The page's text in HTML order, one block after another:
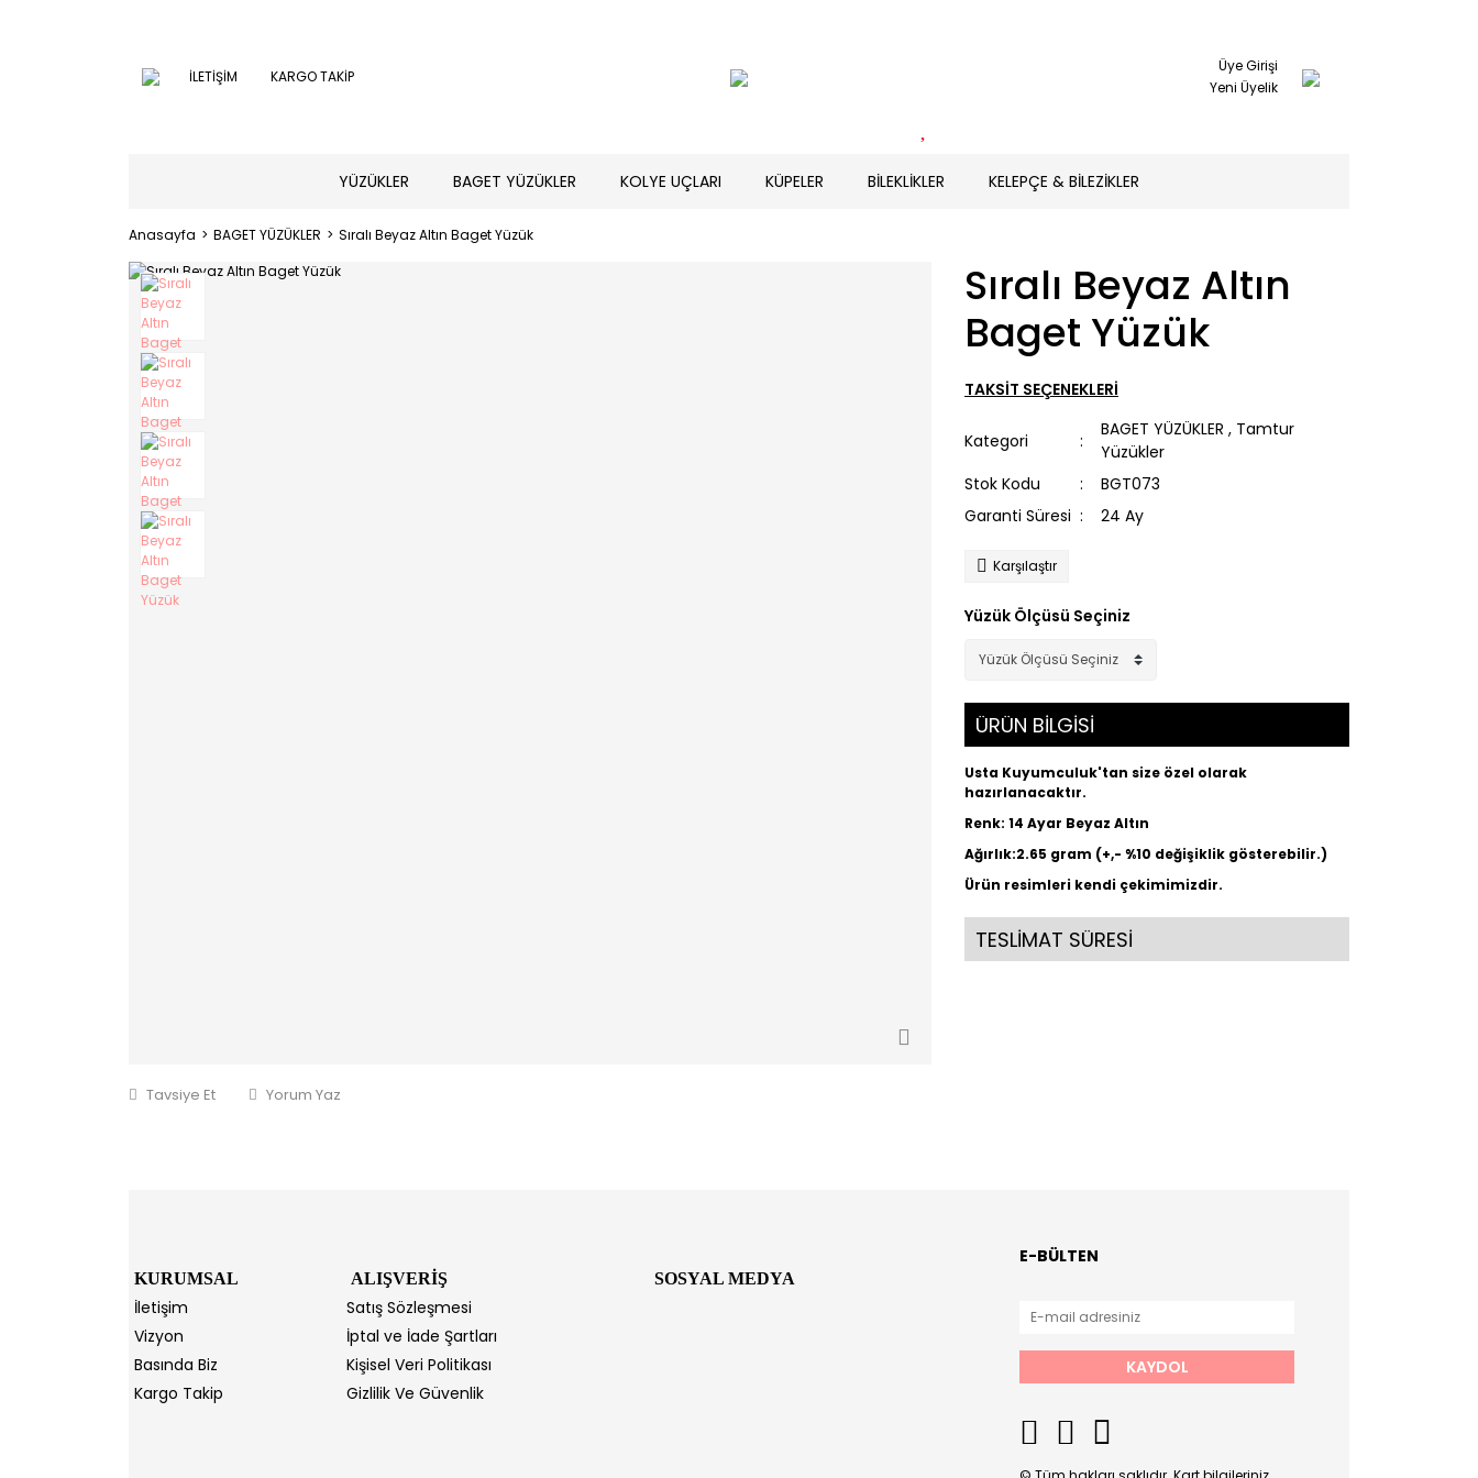
İLETİŞİM KARGO TAKİP
Üye Girişi
Yeni Üyelik
YÜZÜKLER BAGET YÜZÜKLER KOLYE UÇLARI KÜPELER BİLEKLİKLER KELEPÇE & BİLEZİKLER
Anasayfa BAGET YÜZÜKLER Sıralı Beyaz Altın Baget Yüzük
Tavsiye Et Yorum Yaz
Sıralı Beyaz Altın
Baget Yüzük
TAKSİT SEÇENEKLERİ
Kategori
BAGET YÜZÜKLER , Tamtur
Yüzükler
Stok Kodu
BGT073
Garanti Süresi
24 Ay
Karşılaştır
Yüzük Ölçüsü Seçiniz
ÜRÜN BİLGİSİ
Usta Kuyumculuk'tan size özel olarak
hazırlanacaktır.
Renk: 14 Ayar Beyaz Altın
Ağırlık:2.65 gram (+,- %10 değişiklik gösterebilir.)
Ürün resimleri kendi çekimimizdir.
TESLİMAT SÜRESİ
KURUMSAL ALIŞVERİŞ SOSYAL MEDYA
İletişim
Satış Sözleşmesi
Vizyon
İptal ve İade Şartları
Basında Biz
Kişisel Veri Politikası
Kargo Takip
Gizlilik Ve Güvenlik
E-BÜLTEN
KAYDOL